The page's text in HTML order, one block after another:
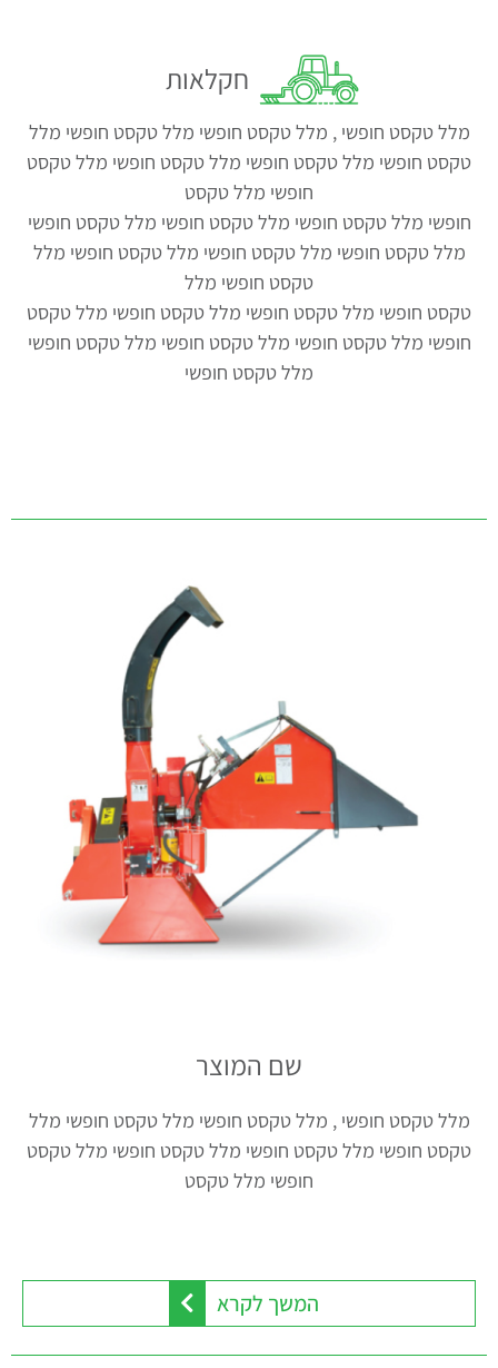
חקלאות
מלל טקסט חופשי , מלל טקסט חופשי מלל טקסט חופשי מלל
טקסט חופשי מלל טקסט חופשי מלל טקסט חופשי מלל טקסט
חופשי מלל טקסט
חופשי מלל טקסט חופשי מלל טקסט חופשי מלל טקסט חופשי
מלל טקסט חופשי מלל טקסט חופשי מלל טקסט חופשי מלל
טקסט חופשי מלל
טקסט חופשי מלל טקסט חופשי מלל טקסט חופשי מלל טקסט
חופשי מלל טקסט חופשי מלל טקסט חופשי מלל טקסט חופשי
מלל טקסט חופשי
שם המוצר
מלל טקסט חופשי , מלל טקסט חופשי מלל טקסט חופשי מלל
טקסט חופשי מלל טקסט חופשי מלל טקסט חופשי מלל טקסט
חופשי מלל טקסט
המשך לקרא